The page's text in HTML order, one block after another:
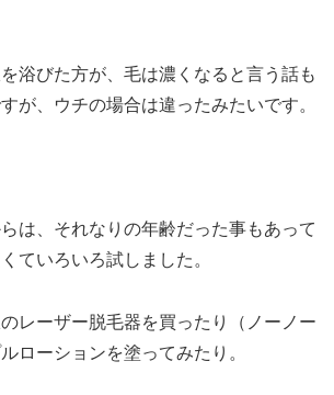
浴びた方が、毛は濃くなると言う話も
が、ウチの場合は違ったみたいです。
は、それなりの年齢だった事もあって
ていろいろ試しました。
レーザー脱毛器を買ったり（ノーノー
ローションを塗ってみたり。